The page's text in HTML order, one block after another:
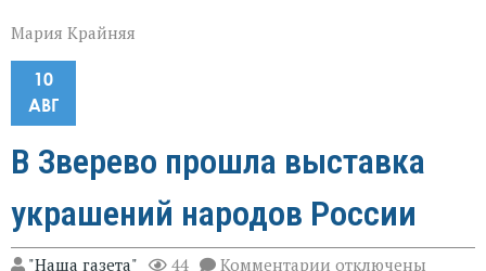
Мария Крайняя
10
АВГ
В Зверево прошла выставка
украшений народов России
"Наша газета" 44 Комментарии котключены